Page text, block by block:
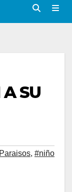
A SU
, #niño